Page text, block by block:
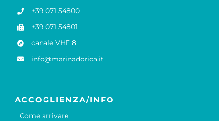
+39 071 54800
+39 071 54801
canale VHF 8
info@marinadorica.it
ACCOGLIENZA/INFO
Come arrivare